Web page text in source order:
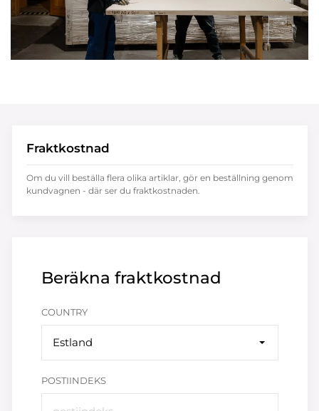
Beräkna fraktkostnad
COUNTRY
Estland
POSTIINDEKS
Fraktkostnad
Om du vill beställa flera olika artiklar, gör en beställning genom
kundvagnen - där ser du fraktkostnaden.